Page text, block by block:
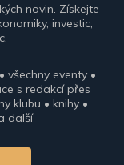
novin. Získejte
investic,
všechny eventy •
s redakcí přes
klubu • knihy •
další